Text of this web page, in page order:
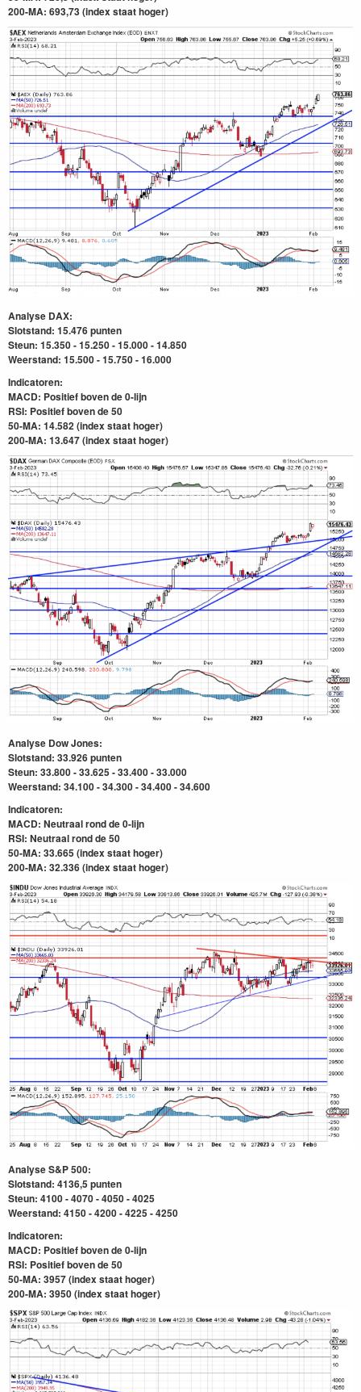
200-MA: 693,73(index staat hoger)
Analyse DAX:
Slotstand: 15.476 punten
Steun: 15.350 - 15.250 - 15.000 - 14.850
Weerstand: 15.500 - 15.750 - 16.000
Indicatoren:
MACD: Positief boven de 0-lijn
RSI: Positief boven de 50
50-MA: 14.582 (index staat hoger)
200-MA: 13.647(index staat hoger)
Analyse Dow Jones:
Slotstand: 33.926 punten
Steun: 33.800 - 33.625 - 33.400 - 33.000
Weerstand: 34.100 - 34.300 - 34.400 - 34.600
Indicatoren:
MACD: Neutraal rond de 0-lijn
RSI: Neutraal rond de 50
50-MA: 33.665 (index staat hoger)
200-MA: 32.336(index staat hoger)
Analyse S&P 500:
Slotstand: 4136,5 punten
Steun: 4100 - 4070 - 4050 - 4025
Weerstand: 4150 - 4200 - 4225 - 4250
Indicatoren:
MACD: Positief boven de 0-lijn
RSI: Positief boven de 50
50-MA: 3957 (index staat hoger)
200-MA: 3950(index staat hoger)